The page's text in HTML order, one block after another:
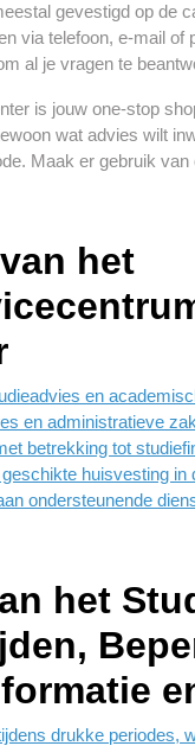
gevestigd op de
via telefoon, e-mail
al je vragen te
is jouw one-stop
wat advies wilt
Maak er gebruik
het
en
en administratieve
betrekking tot
huisvesting in
ondersteunende
het
drukke periodes,